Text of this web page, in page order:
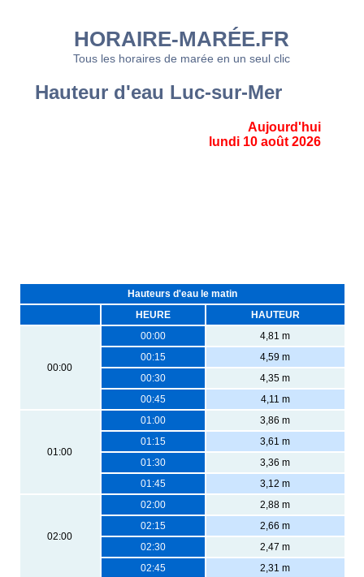
HORAIRE-MARÉE.FR
Tous les horaires de marée en un seul clic
Hauteur d'eau Luc-sur-Mer
Aujourd'hui
lundi 10 août 2026
Hauteurs d'eau le matin
HEURE
HAUTEUR
00:00
00:00
4,81 m
00:15
4,59 m
00:30
4,35 m
00:45
4,11 m
01:00
01:00
3,86 m
01:15
3,61 m
01:30
3,36 m
01:45
3,12 m
02:00
02:00
2,88 m
02:15
2,66 m
02:30
2,47 m
02:45
2,31 m